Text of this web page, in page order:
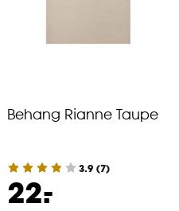
Behang Rianne Taupe
3.9 (7)
22.
-